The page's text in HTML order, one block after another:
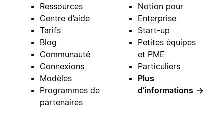
Ressources
Centre d’aide
Tarifs
Blog
Communauté
Connexions
Modèles
Programmes de
partenaires
Notion pour
Enterprise
Start-up
Petites équipes
et PME
Particuliers
Plus
d’informations →